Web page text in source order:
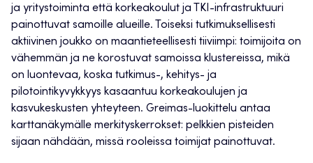
ja yritystoiminta että korkeakoulut ja TKI-infrastruktuuri
painottuvat samoille alueille. Toiseksi tutkimuksellisesti
aktiivinen joukko on maantieteellisesti tiiviimpi: toimijoita on
vähemmän ja ne korostuvat samoissa klustereissa, mikä
on luontevaa, koska tutkimus-, kehitys- ja
pilotointikyvykkyys kasaantuu korkeakoulujen ja
kasvukeskusten yhteyteen. Greimas-luokittelu antaa
karttanäkymälle merkityskerrokset: pelkkien pisteiden
sijaan nähdään, missä rooleissa toimijat painottuvat.